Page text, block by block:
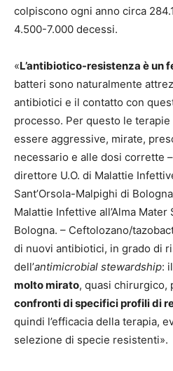
colpiscono ogni anno circa
4.500-7.000 decessi.
«L’antibiotico-resistenza è un
batteri sono naturalmente
antibiotici e il contatto con
processo. Per questo le
essere aggressive, mirate,
necessario e alle dosi corrette
direttore U.O. di Malattie
Sant’Orsola-Malpighi di
Malattie Infettive all’Alma
Bologna. – Ceftolozano/
di nuovi antibiotici, in grado di
dell’antimicrobial stewardship:
molto mirato, quasi chirurgico,
confronti di specifici profili di
quindi l’efficacia della terapia,
selezione di specie resistenti».